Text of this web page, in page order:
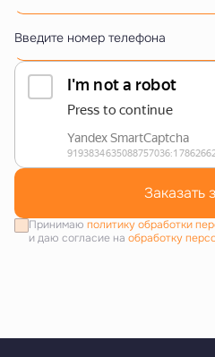
Введите номер телефона
Заказать
Принимаю политику обработки
и даю согласие на обработку